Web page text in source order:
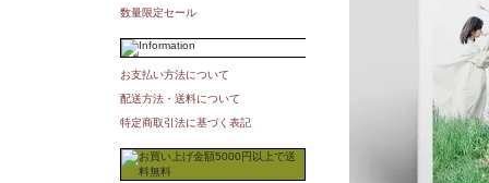
数量限定セール
お支払い方法について
配送方法・送料について
特定商取引法に基づく表記